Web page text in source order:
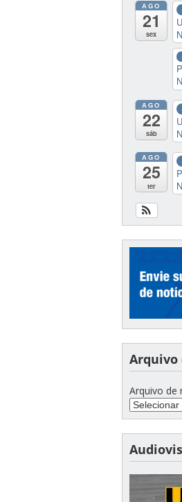
AGO
21
sex
AGO
22
sáb
AGO
25
ter
Arquivo
Arquivo de